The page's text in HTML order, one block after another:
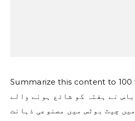
Summarize this content to 100
نے ہفتہ کو شائع ہونے والے
چیٹ بوٹس میں مصنوعی ذہانت